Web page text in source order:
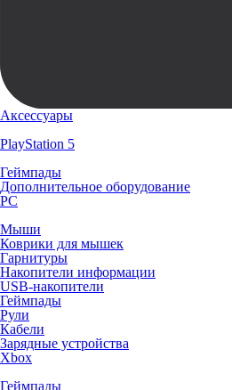
Аксессуары
PlayStation 5
Геймпады
Дополнительное оборудование
PC
Мыши
Коврики для мышек
Гарнитуры
Накопители информации
USB-накопители
Геймпады
Рули
Кабели
Зарядные устройства
Xbox
Геймпады